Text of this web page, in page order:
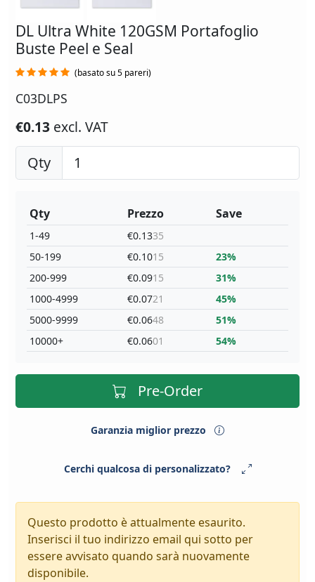
DL Ultra White 120GSM Portafoglio
Buste Peel e Seal
(basato su 5 pareri)
C03DLPS
€0.13 excl. VAT
Qty
Qty
1-49
50-199
200-999
1000-4999
5000-9999
10000+
Prezzo
€0.1335
€0.1015
€0.0915
€0.0721
€0.0648
€0.0601
Save
23%
31%
45%
51%
54%
Pre-Order
Garanzia miglior prezzo
Cerchi qualcosa di personalizzato?
Questo prodotto è attualmente esaurito.
Inserisci il tuo indirizzo email qui sotto per
essere avvisato quando sarà nuovamente
disponibile.